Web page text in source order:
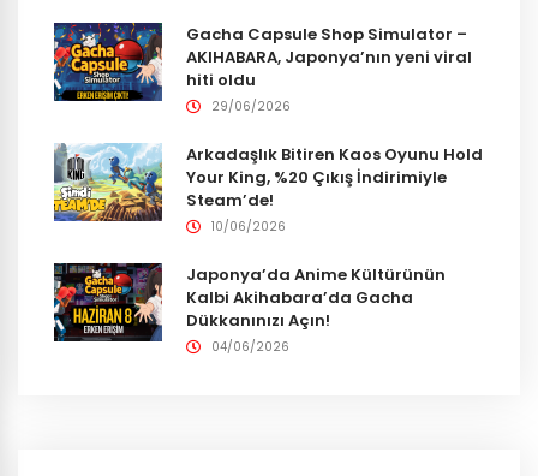
Gacha Capsule Shop Simulator –
AKIHABARA, Japonya’nın yeni viral
hiti oldu
29/06/2026
Arkadaşlık Bitiren Kaos Oyunu Hold
Your King, %20 Çıkış İndirimiyle
Steam’de!
10/06/2026
Japonya’da Anime Kültürünün
Kalbi Akihabara’da Gacha
Dükkanınızı Açın!
04/06/2026